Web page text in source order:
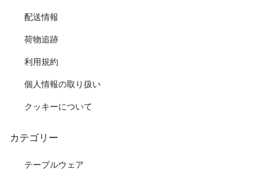
配送情報
荷物追跡
利用規約
個人情報の取り扱い
クッキーについて
カテゴリー
テーブルウェア